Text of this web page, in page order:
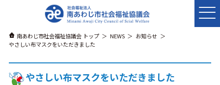
南あわじ市社会福祉協議会 トップ NEWS
お知らせ
やさしい布マスクをいただきました
やさしい布マスクをいただきました